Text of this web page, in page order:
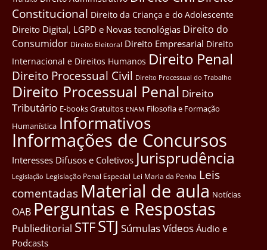
Constitucional Direito da Criança e do Adolescente
Direito Digital, LGPD e Novas tecnológias Direito do
Consumidor Direito Eleitoral Direito Empresarial Direito
Internacional e Direitos Humanos Direito Penal
Direito Processual Civil Direito Processual do Trabalho
Direito Processual Penal Direito
Tributário E-books Gratuitos ENAM Filosofia e Formação
Humanística Informativos
Informações de Concursos
Interesses Difusos e Coletivos Jurisprudência
Legislação Legislação Penal Especial Lei Maria da Penha Leis
comentadas Material de aula Notícias
OAB Perguntas e Respostas
Publieditorial STFSTJ SúmulasVídeos Áudio e
Podcasts